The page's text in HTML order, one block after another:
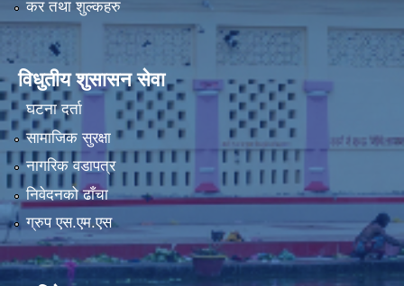
कर तथा शुल्कहरु
विधुतीय शुसासन सेवा
घटना दर्ता
सामाजिक सुरक्षा
नागरिक वडापत्र
निवेदनको ढाँचा
ग्रुप एस.एम.एस